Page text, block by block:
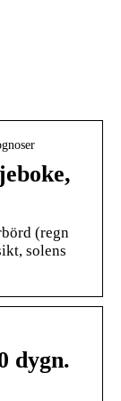
(regn
solens
dygn.